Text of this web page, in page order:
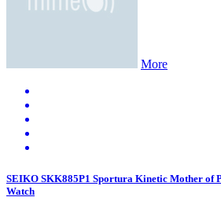
More
SEIKO SKK885P1 Sportura Kinetic Mother of
Watch